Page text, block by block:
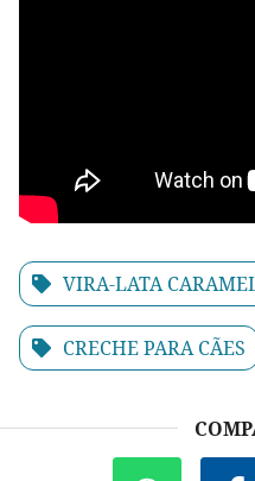
VIRA-LATA
CRECHE PARA CÃES